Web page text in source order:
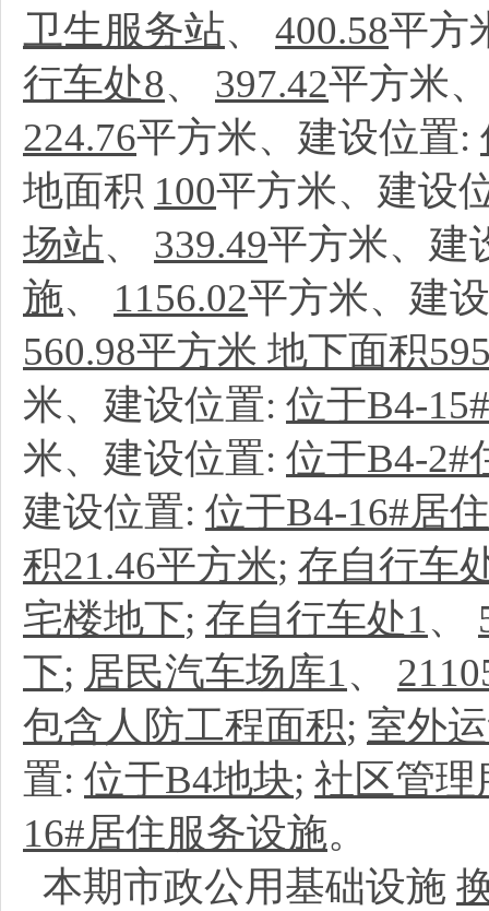
卫生服务站、 400.58平方
行车处8、 397.42平方米
224.76平方米、建设位置:
地面积 100平方米、建设
场站、 339.49平方米、建
施、 1156.02平方米、建
560.98平方米 地下面积
米、建设位置: 位于B4-
米、建设位置: 位于B4-2#
建设位置: 位于B4-16#居
积21.46平方米; 存自行车
宅楼地下; 存自行车处1、
下; 居民汽车场库1、
包含人防工程面积; 室外
置: 位于B4地块; 社区管理
16#居住服务设施。
本期市政公用基础设施